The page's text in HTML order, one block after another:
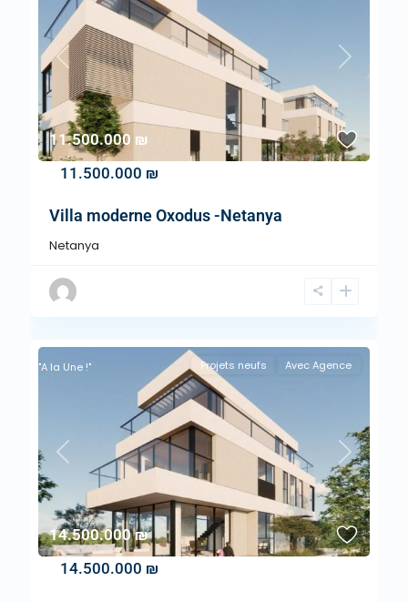
Previous Next
11.500.000 ₪
11.500.000 ₪
Villa moderne Oxodus -Netanya
Netanya
Previous Next
14.500.000 ₪
Projets neufs Avec Agence
"A la Une !"
14.500.000 ₪